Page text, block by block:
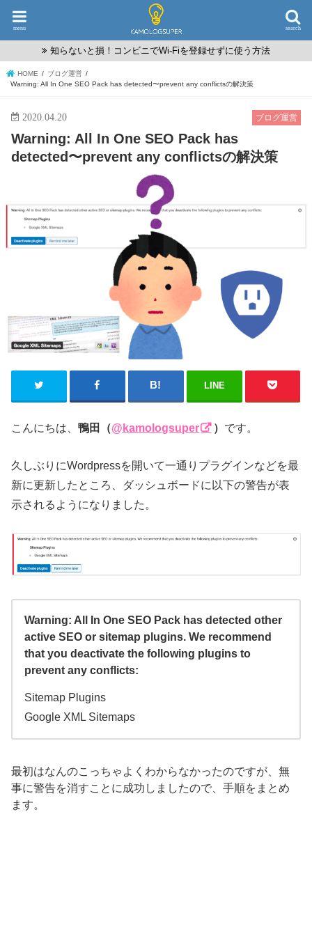
search
menu
知らないと損！コンビニでWi-Fiを登録せずに使う方法
HOME
ブログ運営
Warning: All In One SEO Pack has detected〜prevent any conflictsの解決策
ブログ運営
2020.04.20
Warning: All In One SEO Pack has
detected〜prevent any conflictsの解決策
LINE
こんにちは、鴨田（@kamologsuper ） です。
久しぶりにWordpressを開いて一通りプラグインなどを最
新に更新したところ、ダッシュボードに以下の警告が表
示されるようになりました。
Warning: All In One SEO Pack has detected other
active SEO or sitemap plugins. We recommend
that you deactivate the following plugins to
prevent any conflicts:
Sitemap Plugins
Google XML Sitemaps
最初はなんのこっちゃよくわからなかったのですが、無
事に警告を消すことに成功しましたので、手順をまとめ
ます。